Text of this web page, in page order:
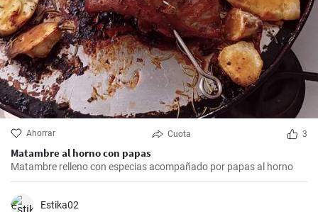
Ahorrar Cuota 3
Matambre al horno con papas
Matambre relleno con especias acompañado por papas al horno
Estika02